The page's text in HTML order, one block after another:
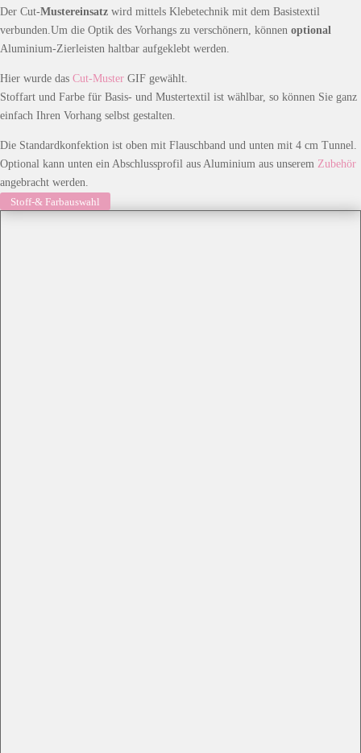
Der Cut-Mustereinsatz wird mittels Klebetechnik mit dem Basistextil
verbunden.Um die Optik des Vorhangs zu verschönern, können optional
Aluminium-Zierleisten haltbar aufgeklebt werden.
Hier wurde das Cut-Muster GIF gewählt.
Stoffart und Farbe für Basis- und Mustertextil ist wählbar, so können Sie ganz
einfach Ihren Vorhang selbst gestalten.
Die Standardkonfektion ist oben mit Flauschband und unten mit 4 cm Tunnel.
Optional kann unten ein Abschlussprofil aus Aluminium aus unserem Zubehör
angebracht werden.
Stoff-& Farbauswahl